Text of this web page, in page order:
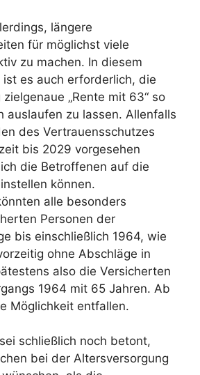
längere
für möglichst viele
zu machen. In diesem
ist es auch erforderlich, die
„Rente mit 63“ so
auslaufen zu lassen. Allenfalls
des Vertrauensschutzes
bis 2029 vorgesehen
die Betroffenen auf die
können.
alle besonders
Personen der
bis einschließlich 1964, wie
ohne Abschläge in
also die Versicherten
1964 mit 65 Jahren. Ab
Möglichkeit entfallen.
schließlich noch betont,
bei der Altersversorgung